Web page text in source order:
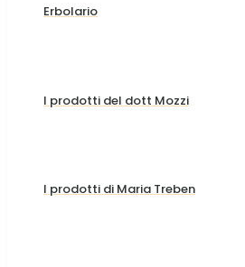
Erbolario
I prodotti del dott Mozzi
I prodotti di Maria Treben